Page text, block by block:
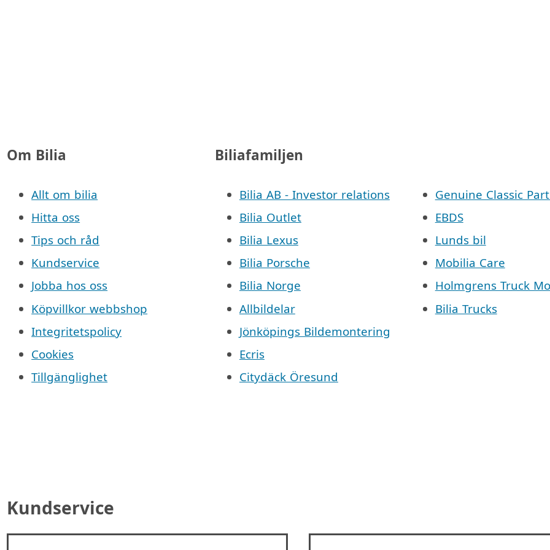
Om Bilia
Allt om bilia
Hitta oss
Tips och råd
Kundservice
Jobba hos oss
Köpvillkor webbshop
Integritetspolicy
Cookies
Tillgänglighet
Biliafamiljen
Bilia AB - Investor relations
Bilia Outlet
Bilia Lexus
Bilia Porsche
Bilia Norge
Allbildelar
Jönköpings Bildemontering
Ecris
Citydäck Öresund
Genuine Classic
EBDS
Lunds bil
Mobilia Care
Holmgrens Truck
Bilia Trucks
Kundservice